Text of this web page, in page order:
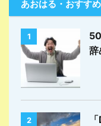
あおはる・おすす
1
辞
2